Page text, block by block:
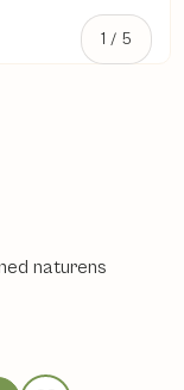
1 / af
5
naturens